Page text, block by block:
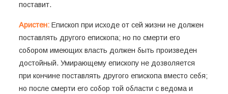
поставит.
Аристен:Епископ при исходе от сей жизни не должен
поставлять другого епископа; но по смерти его
собором имеющих власть должен быть произведен
достойный. Умирающему епископу не дозволяется
при кончине поставлять другого епископа вместо себя;
но после смерти его собор той области с ведома и